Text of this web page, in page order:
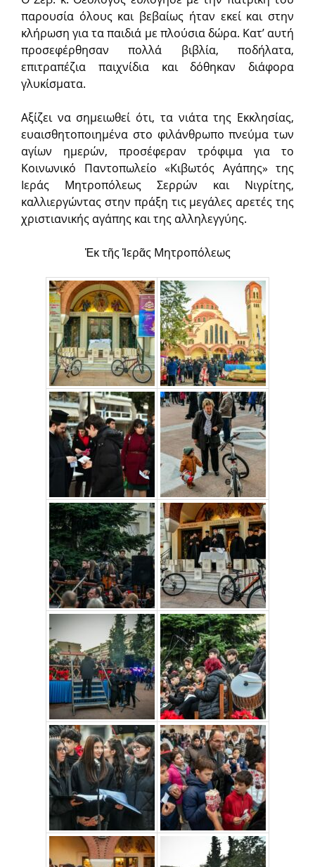
παρουσία όλους και βεβαίως ήταν εκεί και στην
κλήρωση για τα παιδιά με πλούσια δώρα. Κατ’ αυτή
προσεφέρθησαν πολλά βιβλία, ποδήλατα,
επιτραπέζια παιχνίδια και δόθηκαν διάφορα
γλυκίσματα.
Αξίζει να σημειωθεί ότι, τα νιάτα της Εκκλησίας,
ευαισθητοποιημένα στο φιλάνθρωπο πνεύμα των
αγίων ημερών, προσέφεραν τρόφιμα για το
Κοινωνικό Παντοπωλείο «Κιβωτός Αγάπης» της
Ιεράς Μητροπόλεως Σερρών και Νιγρίτης,
καλλιεργώντας στην πράξη τις μεγάλες αρετές της
χριστιανικής αγάπης και της αλληλεγγύης.
Ἐκ τῆς Ἱερᾶς Μητροπόλεως